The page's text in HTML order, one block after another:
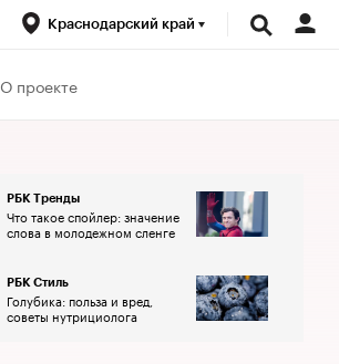
Краснодарский край
О проекте
РБК Тренды
Что такое спойлер: значение
слова в молодежном сленге
РБК Стиль
Голубика: польза и вред,
советы нутрициолога